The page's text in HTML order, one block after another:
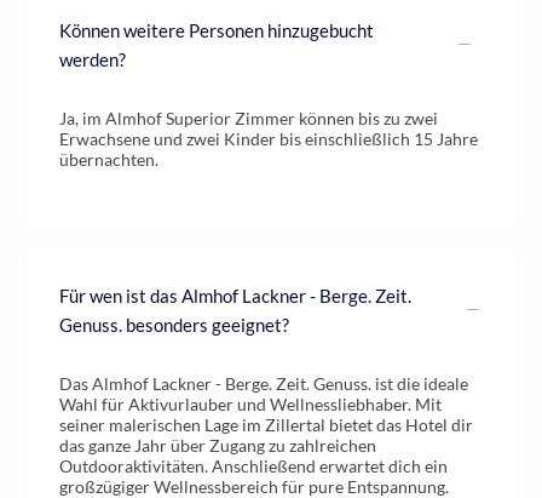
Können weitere Personen hinzugebucht
werden?
Ja, im Almhof Superior Zimmer können bis zu zwei
Erwachsene und zwei Kinder bis einschließlich 15 Jahre
übernachten.
Für wen ist das Almhof Lackner - Berge. Zeit.
Genuss. besonders geeignet?
Das Almhof Lackner - Berge. Zeit. Genuss. ist die ideale
Wahl für Aktivurlauber und Wellnessliebhaber. Mit
seiner malerischen Lage im Zillertal bietet das Hotel dir
das ganze Jahr über Zugang zu zahlreichen
Outdooraktivitäten. Anschließend erwartet dich ein
großzügiger Wellnessbereich für pure Entspannung.